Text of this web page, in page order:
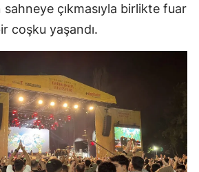
çıkmasıyla birlikte fuar
coşku yaşandı.